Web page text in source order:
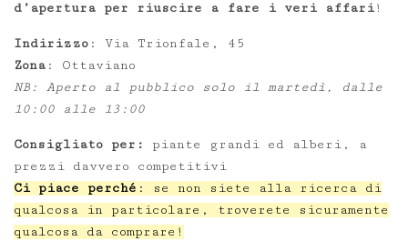
d’apertura per riuscire a fare i veri affari!
Indirizzo : Via Trionfale, 45
Zona : Ottaviano
NB: Aperto al pubblico solo il martedì, dalle
10:00 alle 13:00
Consigliato per:
piante grandi ed alberi, a
prezzi davvero competitivi
Ci piace perché : se non siete alla ricerca di
qualcosa in particolare, troverete sicuramente
qualcosa da comprare!